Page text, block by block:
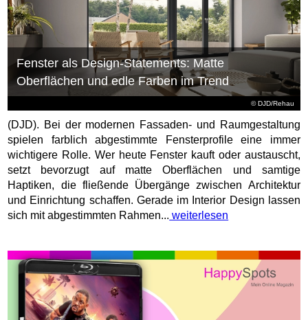
© DJD/Rehau
Fenster als Design-Statements: Matte
Oberflächen und edle Farben im Trend
(DJD). Bei der modernen Fassaden- und Raumgestaltung
spielen farblich abgestimmte Fensterprofile eine immer
wichtigere Rolle. Wer heute Fenster kauft oder austauscht,
setzt bevorzugt auf matte Oberflächen und samtige
Haptiken, die fließende Übergänge zwischen Architektur
und Einrichtung schaffen. Gerade im Interior Design lassen
sich mit abgestimmten Rahmen... weiterlesen